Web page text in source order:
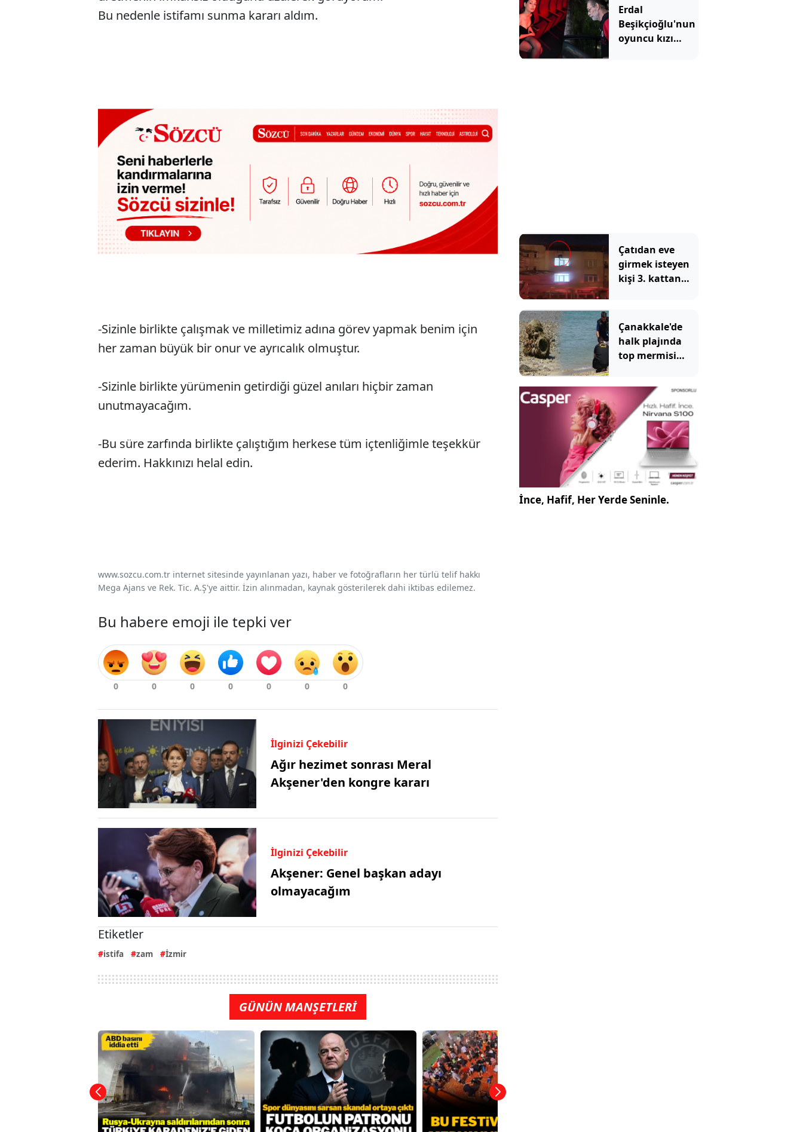
Bu nedenle istifamı sunma kararı aldım.
-Sizinle birlikte çalışmak ve milletimiz adına görev yapmak benim için
her zaman büyük bir onur ve ayrıcalık olmuştur.
-Sizinle birlikte yürümenin getirdiği güzel anıları hiçbir zaman
unutmayacağım.
-Bu süre zarfında birlikte çalıştığım herkese tüm içtenliğimle teşekkür
ederim. Hakkınızı helal edin.
www.sozcu.com.tr internet sitesinde yayınlanan yazı, haber ve fotoğrafların her türlü telif hakkı
Mega Ajans ve Rek. Tic. A.Ş'ye aittir. İzin alınmadan, kaynak gösterilerek dahi iktibas edilemez.
Bu habere emoji ile tepki ver
İlginizi Çekebilir
Ağır hezimet sonrası Meral
Akşener'den kongre kararı
İlginizi Çekebilir
Akşener: Genel başkan adayı
olmayacağım
Etiketler
istifa zam İzmir
GÜNÜN MANŞETLERİ
Erdal
Beşikçioğlu'nun
oyuncu kızı
Çatıdan eve
girmek isteyen
kişi 3. kattan
Çanakkale'de
halk plajında
top mermisi
İnce, Hafif, Her Yerde Seninle.